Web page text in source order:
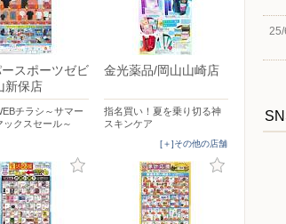
ースポーツゼビ
新保店
チラシ～サマー
ックスセール～
金光薬品/岡山山崎店
指名買い！夏を乗り切る神
スキンケア
[＋]その他の店舗